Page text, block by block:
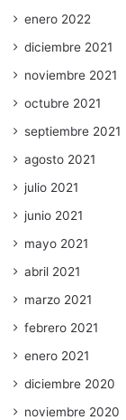
enero 2022
diciembre 2021
noviembre 2021
octubre 2021
septiembre 2021
agosto 2021
julio 2021
junio 2021
mayo 2021
abril 2021
marzo 2021
febrero 2021
enero 2021
diciembre 2020
noviembre 2020